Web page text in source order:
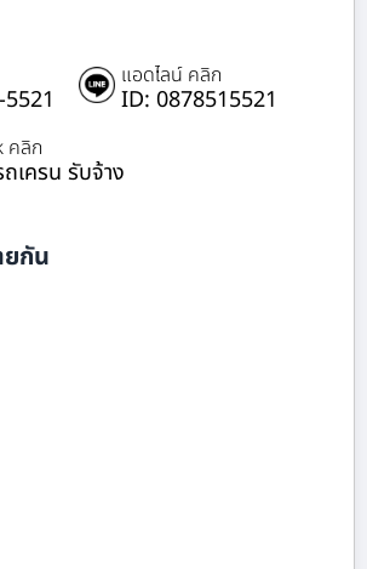
แอดไลน์ คลิก
ID: 0878515521
คลิก
เครน รับจ้าง
กัน